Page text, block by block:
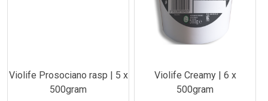
Violife Prosociano rasp | 5 x
500gram
Violife Creamy | 6 x
500gram